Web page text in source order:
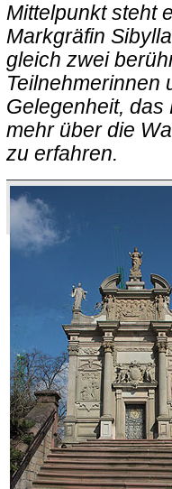
Mittelpunkt steht
Markgräfin
gleich zwei
Teilnehmerinnen
Gelegenheit,
mehr über die
zu erfahren.